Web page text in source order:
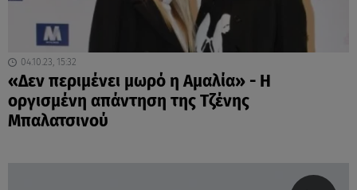
04.10.23, 15:32
«Δεν περιμένει μωρό η Αμαλία» - Η
οργισμένη απάντηση της Τζένης
Μπαλατσινού